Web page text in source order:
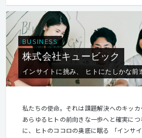
BUSINESS
株式会社キュービック
インサイトに挑み、 ヒトにたしかな前
私たちの使命。それは課題解決へのキッカ
あらゆるヒトの前向きな一歩へと確実につなげる
に、ヒトのココロの奥底に眠る 「インサ